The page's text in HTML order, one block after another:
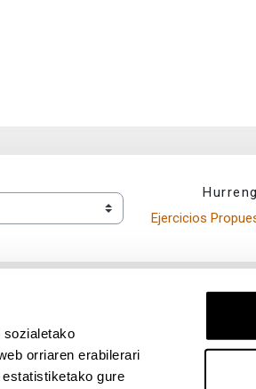
sozialetako
orriaren erabilerari
gure
Ejercicios
(abre ventana nueva)
en Twitter (abre ventana nueva)
EHU en LinkedIn (abre ventana nueva)
UPV/EHU en YouTube (abre ventana